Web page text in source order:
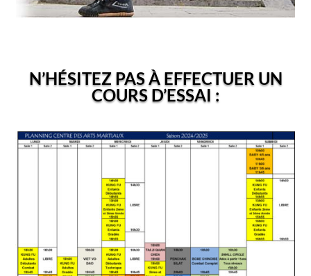
N’HÉSITEZ PAS À EFFECTUER UN
COURS D’ESSAI :